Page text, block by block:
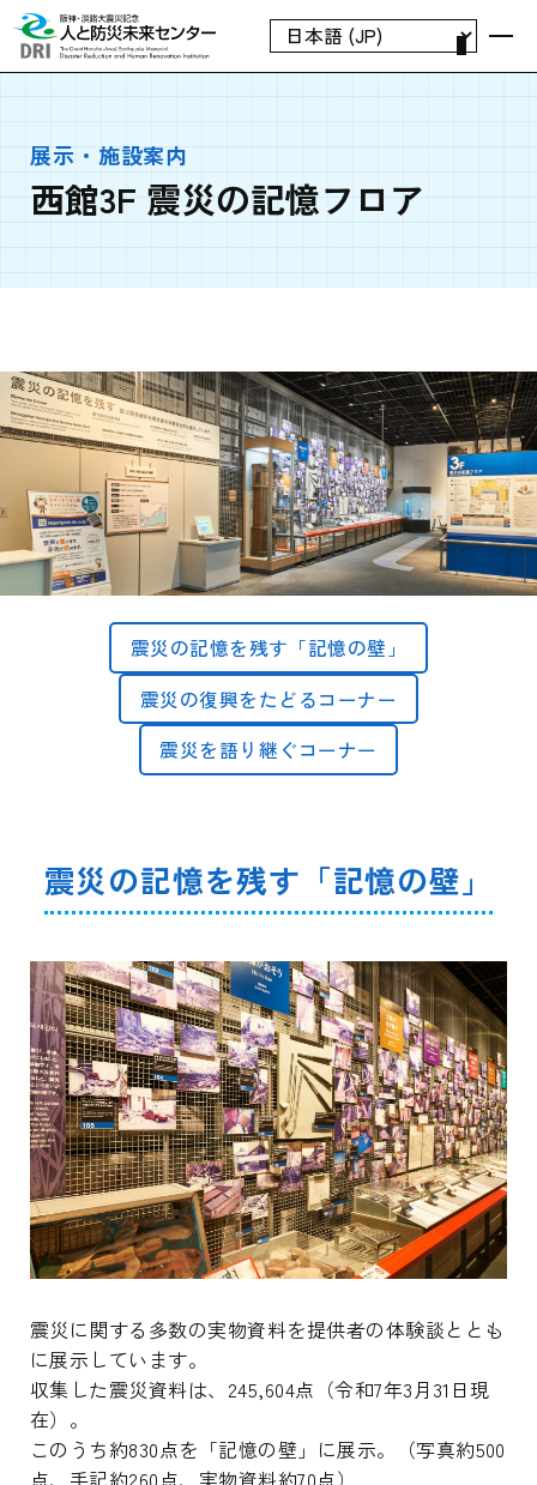
展示・施設案内
西館3F 震災の記憶フロア
震災の記憶を残す「記憶の壁」
震災の復興をたどるコーナー
震災を語り継ぐコーナー
震災の記憶を残す「記憶の壁」
震災に関する多数の実物資料を提供者の体験談ととも
に展示しています。
収集した震災資料は、245,604点（令和7年3月31日現
在）。
このうち約830点を「記憶の壁」に展示。（写真約500